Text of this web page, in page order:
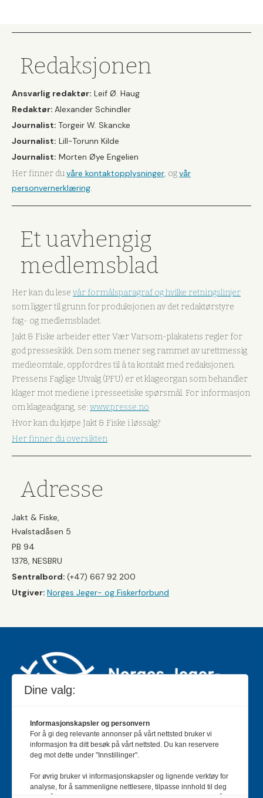
Redaksjonen
Ansvarlig redaktør: Leif Ø. Haug
Redaktør: Alexander Schindler
Journalist: Torgeir W. Skancke
Journalist: Lill-Torunn Kilde
Journalist: Morten Øye Engelien
Her finner duvåre kontaktopplysninger, ogvår
personvernerklæring.
Et uavhengig
medlemsblad
Her kan du lese vår formålsparagraf og hvilke retningslinjer
som ligger til grunn for produksjonen av det redaktørstyre
fag- og medlemsbladet.
Jakt & Fiske arbeider etter Vær Varsom-plakatens regler for
god presseskikk. Den som mener seg rammet av urettmessig
medieomtale, oppfordres til å ta kontakt med redaksjonen.
Pressens Faglige Utvalg (PFU) er et klageorgan som behandler
klager mot mediene i presseetiske spørsmål. For informasjon
om klageadgang, se: www.presse.no
Hvor kan du kjøpe Jakt & Fiske i løssalg?
Her finner du oversikten
Adresse
Jakt & Fiske,
Hvalstadåsen 5
PB 94
1378, NESBRU
Sentralbord: (+47) 667 92 200
Utgiver: Norges Jeger- og Fiskerforbund
Jakt & Fiske er landets største og eldste magasin for
jakt- og fiskeinteresserte med 195 000 månedlige
Bladet er en månedlig publikasjon og utgis av Norges
Jeger- og Fiskerforbund.
Meld deg inn her
Dine valg:
Informasjonskapsler og personvern
For å gi deg relevante annonser på vårt nettsted bruker vi
informasjon fra ditt besøk på vårt nettsted. Du kan reservere
deg mot dette under "Innstillinger".
For øvrig bruker vi informasjonskapsler og lignende verktøy for
analyse, for å sammenligne nettlesere, tilpasse innhold til deg